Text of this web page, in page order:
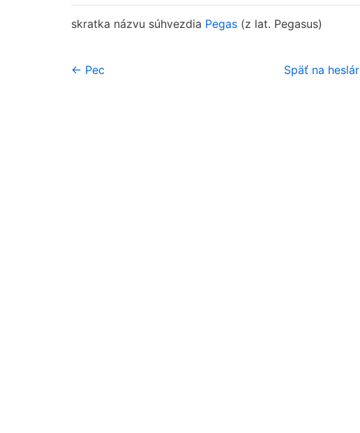
skratka názvu súhvezdia Pegas (z lat. Pegasus)
← Pec Späť na heslár